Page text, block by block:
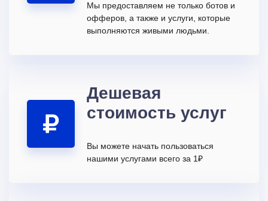
Мы предоставляем не только ботов и
офферов, а также и услуги, которые
выполняются живыми людьми.
Дешевая
стоимость услуг
Вы можете начать пользоваться
нашими услугами всего за 1₽